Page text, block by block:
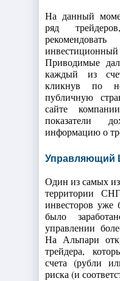
На данный
ряд
Приводимые
каждый из
кликнув по
публичную
сайте
показатели
информацию о
Управляющий
Один из самых
территории
инвесторов уже
было
управлении
На Альпари
трейдера,
счета (рубли
риска (и